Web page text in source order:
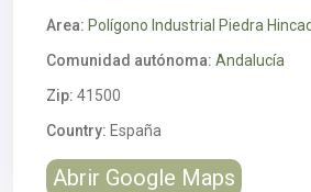
Area: Polígono Industrial Piedra
Comunidad autónoma: Andalucía
Zip: 41500
Country: España
Abrir Google Maps